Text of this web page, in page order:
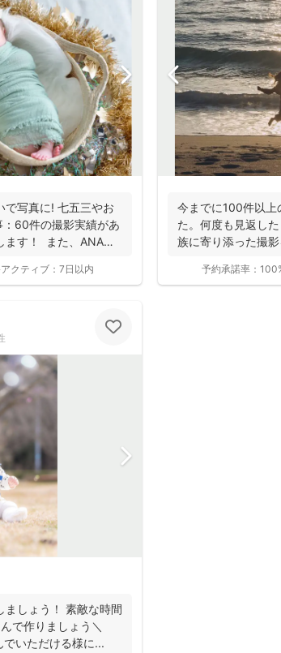
で写真に! 七五三やお
60件の撮影実績があ
ます！ また、ANA
クティブ： 7日以内
今までに100件以上
た。何度も見返し
族に寄り添った撮
予約承諾率：
ましょう！ 素敵な時間
で作りましょう＼
いただける様に...
撮影基本料
24,200